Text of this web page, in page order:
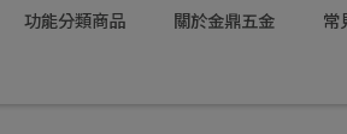
功能分類商品 關於金鼎五金 常